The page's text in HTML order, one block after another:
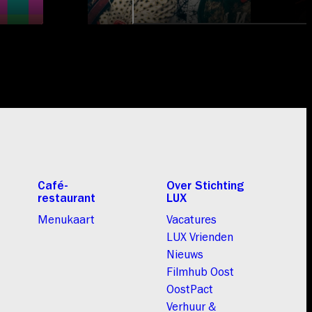
Café-
restaurant
Menukaart
Over Stichting
LUX
Vacatures
LUX Vrienden
Nieuws
Filmhub Oost
OostPact
Verhuur &